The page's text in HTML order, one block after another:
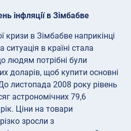
інфляції в Зімбабве
кризи в Зімбабве наприкінці
ситуація в країні стала
людям потрібні були
доларів, щоб купити основні
листопада 2008 року рівень
астрономічних 79,6
Ціни на товари
зросли з